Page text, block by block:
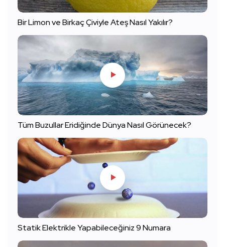
Bir Limon ve Birkaç Çiviyle Ateş Nasıl Yakılır?
Tüm Buzullar Eridiğinde Dünya Nasıl Görünecek?
Statik Elektrikle Yapabileceğiniz 9 Numara